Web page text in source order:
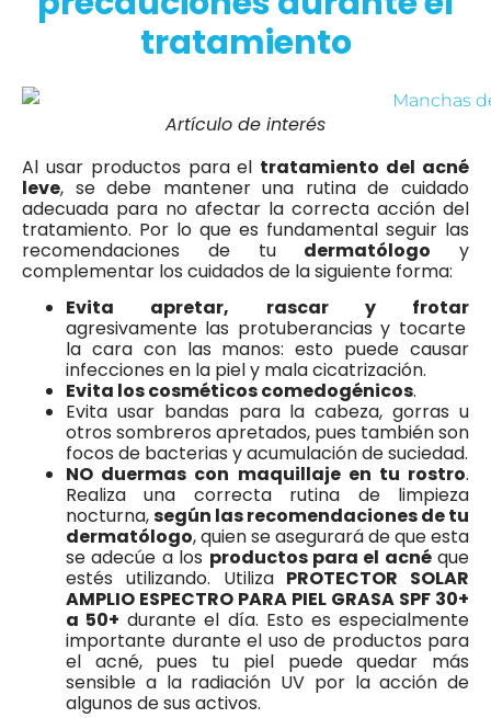
tratamiento
Artículo de interés
Al usar productos para el tratamiento del acné
leve, se debe mantener una rutina de cuidado
adecuada para no afectar la correcta acción del
tratamiento. Por lo que es fundamental seguir las
recomendaciones de tu dermatólogo y
complementar los cuidados de la siguiente forma:
Evita apretar, rascar y frotar
agresivamente las protuberancias y tocarte
la cara con las manos: esto puede causar
infecciones en la piel y mala cicatrización.
Evita los cosméticos comedogénicos.
Evita usar bandas para la cabeza, gorras u
otros sombreros apretados, pues también son
focos de bacterias y acumulación de suciedad.
NO duermas con maquillaje en tu rostro.
Realiza una correcta rutina de limpieza
nocturna,según las recomendaciones de tu
dermatólogo, quien se asegurará de que esta
se adecúe a los productos para el acnéque
estés utilizando. Utiliza PROTECTOR SOLAR
AMPLIO ESPECTRO PARA PIEL GRASA SPF 30+
a 50+ durante el día. Esto es especialmente
importante durante el uso de productos para
el acné, pues tu piel puede quedar más
sensible a la radiación UV por la acción de
algunos de sus activos.